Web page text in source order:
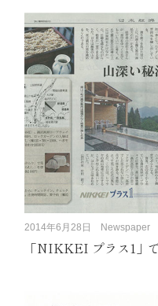
2014年6月28日 Newspaper
「NIKKEI プラス1」